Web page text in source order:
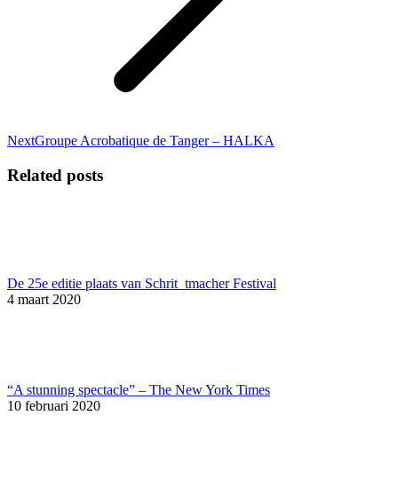
NextNext
Groupe Acrobatique de Tanger – HALKA
Related posts
De 25e editie plaats van Schrit_tmacher Festival
4 maart 2020
“A stunning spectacle” – The New York Times
10 februari 2020